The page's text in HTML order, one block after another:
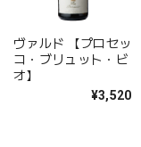
ヴァルド 【プロセッ
コ・ブリュット・ビ
オ】
¥3,520